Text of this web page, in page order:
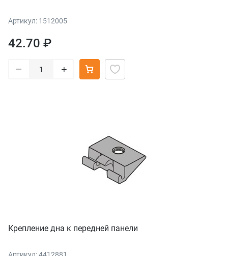
Артикул: 1512005
42.70 ₽
– +
Крепление дна к передней панели